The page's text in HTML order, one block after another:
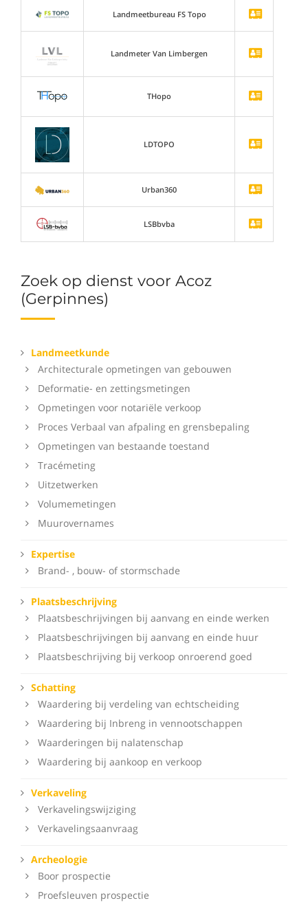
Zoek op dienst voor Acoz
(Gerpinnes)
Landmeetkunde
Architecturale opmetingen van gebouwen
Deformatie- en zettingsmetingen
Opmetingen voor notariële verkoop
Proces Verbaal van afpaling en grensbepaling
Opmetingen van bestaande toestand
Tracémeting
Uitzetwerken
Volumemetingen
Muurovernames
Expertise
Brand- , bouw- of stormschade
Plaatsbeschrijving
Plaatsbeschrijvingen bij aanvang en einde werken
Plaatsbeschrijvingen bij aanvang en einde huur
Plaatsbeschrijving bij verkoop onroerend goed
Schatting
Waardering bij verdeling van echtscheiding
Waardering bij Inbreng in vennootschappen
Waarderingen bij nalatenschap
Waardering bij aankoop en verkoop
Verkaveling
Verkavelingswijziging
Verkavelingsaanvraag
Archeologie
Boor prospectie
Proefsleuven prospectie
Landmeetbureau FS Topo
Landmeter Van Limbergen
THopo
LDTOPO
Urban360
LSBbvba